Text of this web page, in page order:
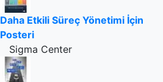
Daha Etkili Süreç Yönetimi İçin
Posteri
Sigma Center